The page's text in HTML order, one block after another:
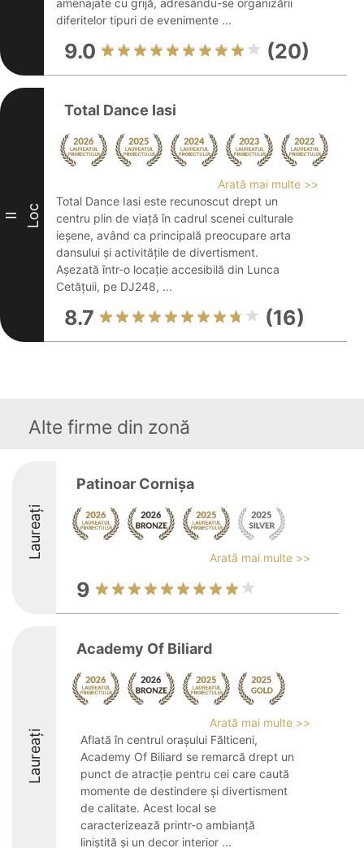
amenajate cu grijă, adresându-se organizării
diferitelor tipuri de evenimente ...
9.0 (20)
II Loc
Total Dance Iasi
Arată mai multe >>
Total Dance Iasi este recunoscut drept un
centru plin de viață în cadrul scenei culturale
ieșene, având ca principală preocupare arta
dansului și activitățile de divertisment.
Așezată într-o locație accesibilă din Lunca
Cetățuii, pe DJ248, ...
8.7 (16)
Alte firme din zonă
Laureați
Patinoar Cornișa
Arată mai multe >>
9
Laureați
Academy Of Biliard
Arată mai multe >>
Aflată în centrul orașului Fălticeni,
Academy Of Biliard se remarcă drept un
punct de atracție pentru cei care caută
momente de destindere și divertisment
de calitate. Acest local se
caracterizează printr-o ambianță
liniștită și un decor interior ...